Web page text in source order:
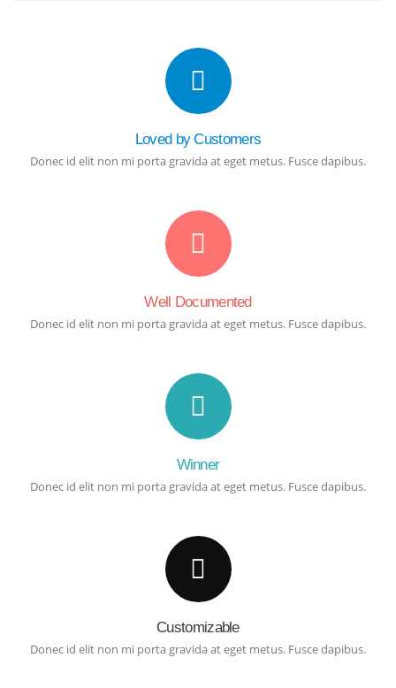
Loved by Customers
Donec id elit non mi porta gravida at eget metus. Fusce dapibus.
Well Documented
Donec id elit non mi porta gravida at eget metus. Fusce dapibus.
Winner
Donec id elit non mi porta gravida at eget metus. Fusce dapibus.
Customizable
Donec id elit non mi porta gravida at eget metus. Fusce dapibus.